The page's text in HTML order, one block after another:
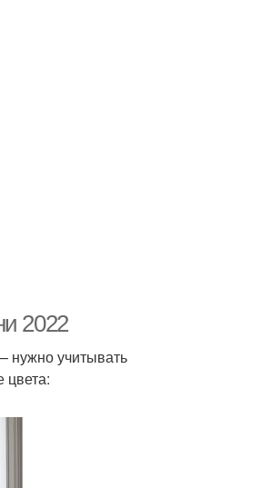
2022
нужно учитывать
цвета: